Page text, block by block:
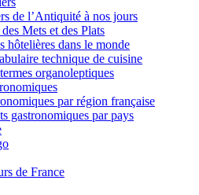
de l’Antiquité à nos jours
Mets et des Plats
hôtelières dans le monde
technique de cuisine
organoleptiques
par région française
gastronomiques par pays
de France